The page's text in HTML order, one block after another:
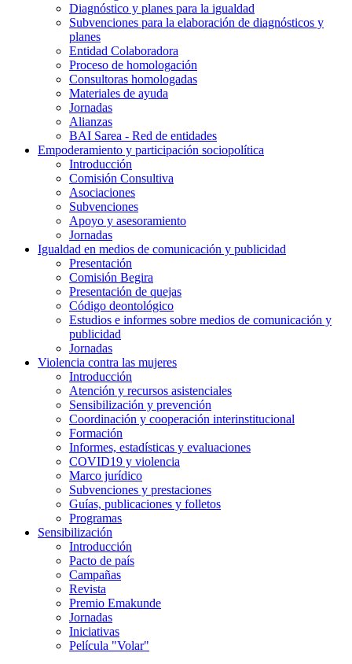
Diagnóstico y planes para la igualdad
Subvenciones para la elaboración de diagnósticos y
planes
Entidad Colaboradora
Proceso de homologación
Consultoras homologadas
Materiales de ayuda
Jornadas
Alianzas
BAI Sarea - Red de entidades
Empoderamiento y participación sociopolítica
Introducción
Comisión Consultiva
Asociaciones
Subvenciones
Apoyo y asesoramiento
Jornadas
Igualdad en medios de comunicación y publicidad
Presentación
Comisión Begira
Presentación de quejas
Código deontológico
Estudios e informes sobre medios de comunicación y
publicidad
Jornadas
Violencia contra las mujeres
Introducción
Atención y recursos asistenciales
Sensibilización y prevención
Coordinación y cooperación interinstitucional
Formación
Informes, estadísticas y evaluaciones
COVID19 y violencia
Marco jurídico
Subvenciones y prestaciones
Guías, publicaciones y folletos
Programas
Sensibilización
Introducción
Pacto de país
Campañas
Revista
Premio Emakunde
Jornadas
Iniciativas
Película "Volar"